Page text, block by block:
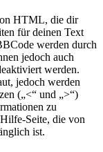
HTML, die dir
für deinen Text
werden durch
jedoch auch
werden.
jedoch werden
(„<“ und „>“)
zu
Seite, die von
ist.